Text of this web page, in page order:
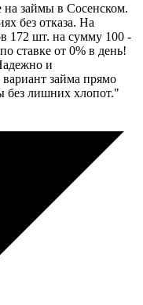
на займы в Сосенском.
без отказа. На
172 шт. на сумму 100 -
ставке от 0% в день!
и
займа прямо
без лишних хлопот."